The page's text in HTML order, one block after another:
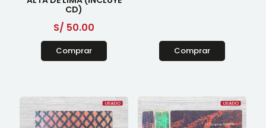
CD)
S/ 50.00
Comprar Comprar